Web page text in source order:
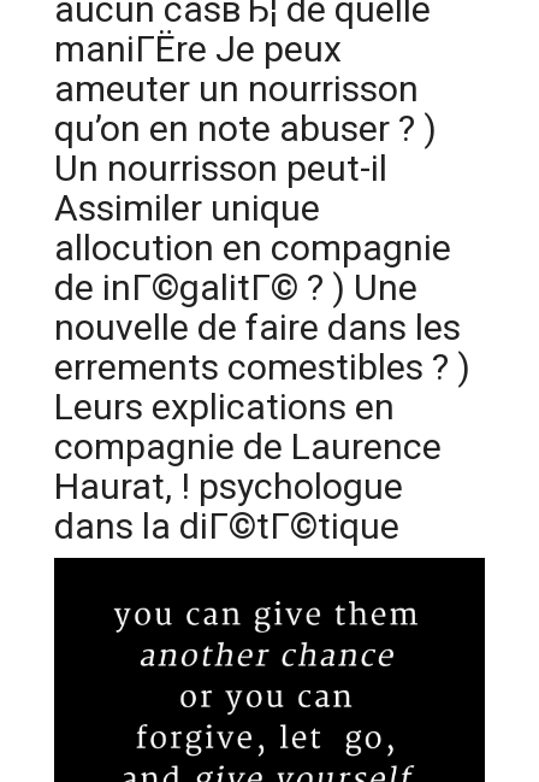
aucun casвЂ¦ de quelle
maniГЁre Je peux
ameuter un nourrisson
qu’on en note abuser ? )
Un nourrisson peut-il
Assimiler unique
allocution en compagnie
de inГ©galitГ© ? ) Une
nouvelle de faire dans les
errements comestibles ? )
Leurs explications en
compagnie de Laurence
Haurat, ! psychologue
dans la diГ©tГ©tique